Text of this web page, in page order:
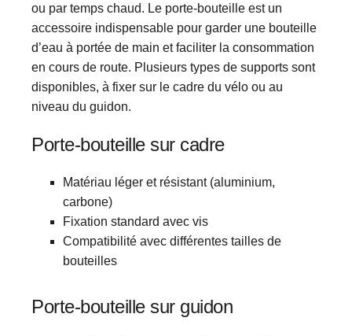
ou par temps chaud. Le porte-bouteille est un
accessoire indispensable pour garder une bouteille
d’eau à portée de main et faciliter la consommation
en cours de route. Plusieurs types de supports sont
disponibles, à fixer sur le cadre du vélo ou au
niveau du guidon.
Porte-bouteille sur cadre
Matériau léger et résistant (aluminium,
carbone)
Fixation standard avec vis
Compatibilité avec différentes tailles de
bouteilles
Porte-bouteille sur guidon